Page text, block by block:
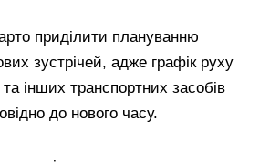
приділити плануванню
зустрічей, адже графік руху
та інших транспортних засобів
до нового часу.